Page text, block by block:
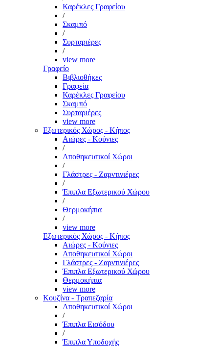
Καρέκλες Γραφείου
/
Σκαμπό
/
Συρταριέρες
/
view more
Γραφείο
Βιβλιοθήκες
Γραφεία
Καρέκλες Γραφείου
Σκαμπό
Συρταριέρες
view more
Εξωτερικός Χώρος - Κήπος
Αιώρες - Κούνιες
/
Αποθηκευτικοί Χώροι
/
Γλάστρες - Ζαρντινιέρες
/
Έπιπλα Εξωτερικού Χώρου
/
Θερμοκήπια
/
view more
Εξωτερικός Χώρος - Κήπος
Αιώρες - Κούνιες
Αποθηκευτικοί Χώροι
Γλάστρες - Ζαρντινιέρες
Έπιπλα Εξωτερικού Χώρου
Θερμοκήπια
view more
Κουζίνα - Τραπεζαρία
Αποθηκευτικοί Χώροι
/
Έπιπλα Εισόδου
/
Έπιπλα Υποδοχής